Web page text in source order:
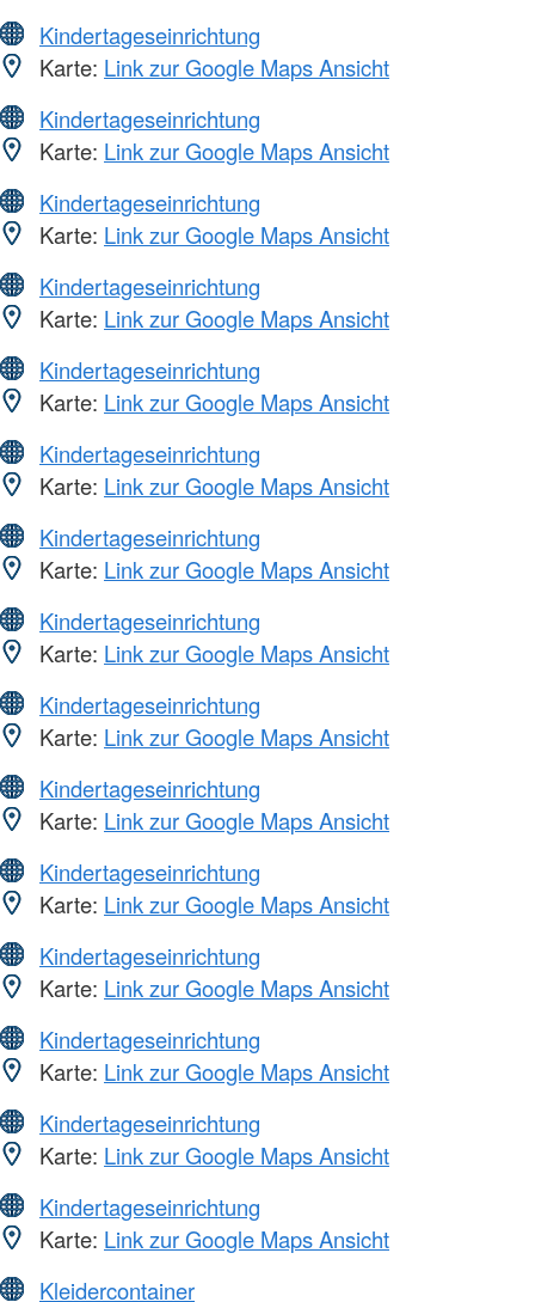
Kindertageseinrichtung
Karte: Link zur Google Maps Ansicht
Kindertageseinrichtung
Karte: Link zur Google Maps Ansicht
Kindertageseinrichtung
Karte: Link zur Google Maps Ansicht
Kindertageseinrichtung
Karte: Link zur Google Maps Ansicht
Kindertageseinrichtung
Karte: Link zur Google Maps Ansicht
Kindertageseinrichtung
Karte: Link zur Google Maps Ansicht
Kindertageseinrichtung
Karte: Link zur Google Maps Ansicht
Kindertageseinrichtung
Karte: Link zur Google Maps Ansicht
Kindertageseinrichtung
Karte: Link zur Google Maps Ansicht
Kindertageseinrichtung
Karte: Link zur Google Maps Ansicht
Kindertageseinrichtung
Karte: Link zur Google Maps Ansicht
Kindertageseinrichtung
Karte: Link zur Google Maps Ansicht
Kindertageseinrichtung
Karte: Link zur Google Maps Ansicht
Kindertageseinrichtung
Karte: Link zur Google Maps Ansicht
Kindertageseinrichtung
Karte: Link zur Google Maps Ansicht
Kleidercontainer